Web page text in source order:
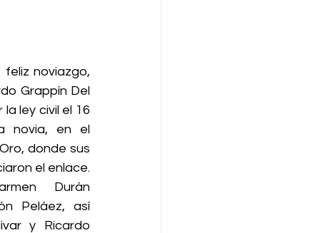
noviazgo,
Grappín Del
ley civil el 16
novia, en el
donde sus
el enlace.
Durán
Peláez, así
y Ricardo